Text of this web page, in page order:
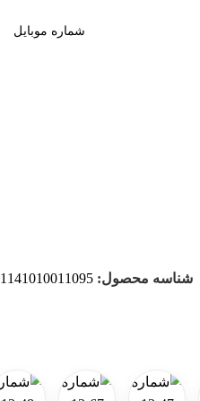
شناسه محصول: 1141010011095